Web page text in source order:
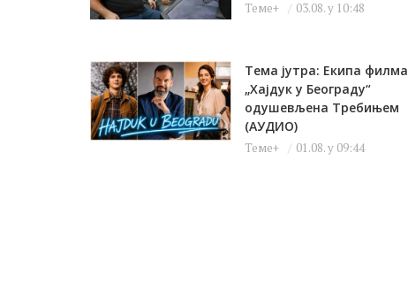
Теме+ 03.08. у 10:48
Тема јутра: Екипа филма
„Хајдук у Београду“
одушевљена Требињем
(АУДИО)
Теме+ 01.08. у 09:44